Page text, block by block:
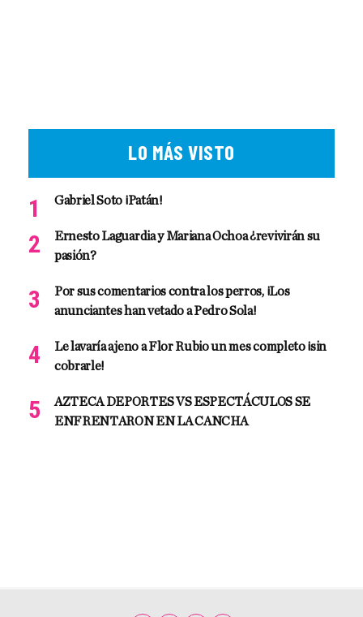
LO MÁS VISTO
Gabriel Soto ¡Patán!
Ernesto Laguardia y Mariana Ochoa ¿revivirán su
pasión?
Por sus comentarios contra los perros, ¡Los
anunciantes han vetado a Pedro Sola!
Le lavaría ajeno a Flor Rubio un mes completo ¡sin
cobrarle!
AZTECA DEPORTES VS ESPECTÁCULOS SE
ENFRENTARON EN LA CANCHA